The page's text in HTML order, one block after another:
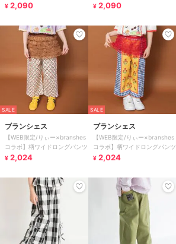
¥ 2,090
¥ 2,090
SALE
ブランシェス
【WEB限定/りぃー×branshes
コラボ】柄ワイドロングパンツ
¥ 2,024
SALE
ブランシェス
【WEB限定/りぃー×branshes
コラボ】柄ワイドロングパンツ
¥ 2,024